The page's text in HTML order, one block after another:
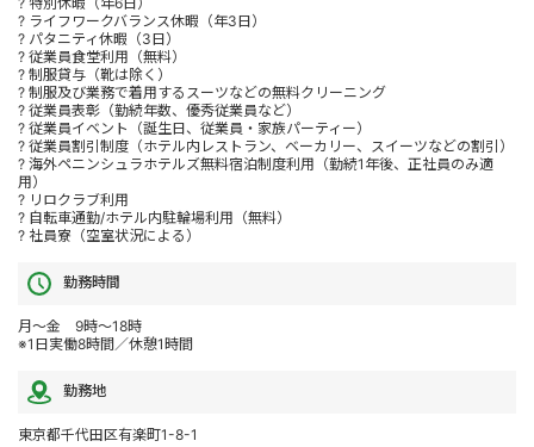
? ライフワークバランス休暇（年3日）
? パタニティ休暇（3日）
? 従業員食堂利用（無料）
? 制服貸与（靴は除く）
? 制服及び業務で着用するスーツなどの無料クリーニング
? 従業員表彰（勤続年数、優秀従業員など）
? 従業員イベント（誕生日、従業員・家族パーティー）
? 従業員割引制度（ホテル内レストラン、ベーカリー、スイーツなどの割引）
? 海外ペニンシュラホテルズ無料宿泊制度利用（勤続1年後、正社員のみ適
用）
? リロクラブ利用
? 自転車通勤/ホテル内駐輪場利用（無料）
? 社員寮（空室状況による）
勤務時間
月～金 9時～18時
※1日実働8時間／休憩1時間
勤務地
東京都千代田区有楽町1-8-1